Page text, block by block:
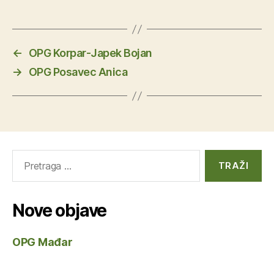
←
OPG Korpar-Japek Bojan
→
OPG Posavec Anica
Nove objave
OPG Mađar